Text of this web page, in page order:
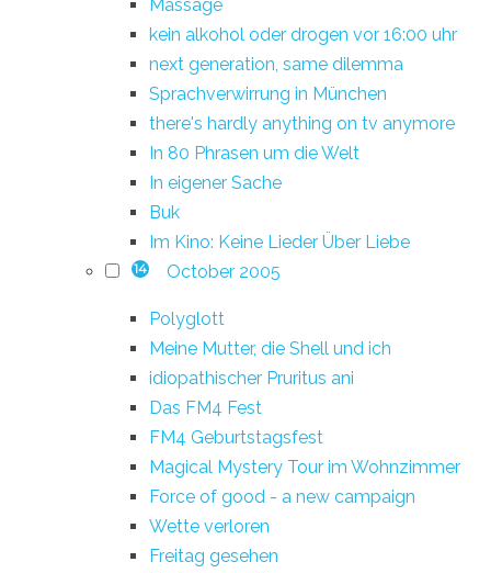
Massage
kein alkohol oder drogen vor 16:00 uhr
next generation, same dilemma
Sprachverwirrung in München
there's hardly anything on tv anymore
In 80 Phrasen um die Welt
In eigener Sache
Buk
Im Kino: Keine Lieder Über Liebe
14 October 2005
Polyglott
Meine Mutter, die Shell und ich
idiopathischer Pruritus ani
Das FM4 Fest
FM4 Geburtstagsfest
Magical Mystery Tour im Wohnzimmer
Force of good - a new campaign
Wette verloren
Freitag gesehen